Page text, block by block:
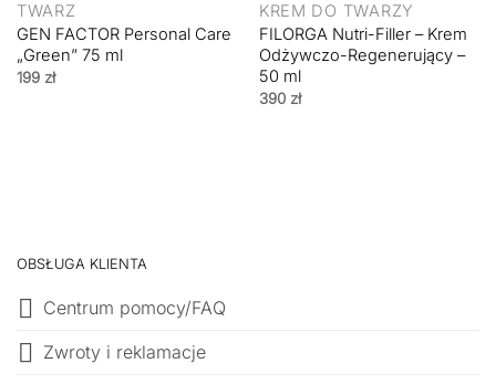
TWARZ
GEN FACTOR Personal Care
„Green” 75 ml
199 zł
KREM DO TWARZY
FILORGA Nutri-Filler – Krem
Odżywczo-Regenerujący –
50 ml
390 zł
OBSŁUGA KLIENTA
Centrum pomocy/FAQ
Zwroty i reklamacje